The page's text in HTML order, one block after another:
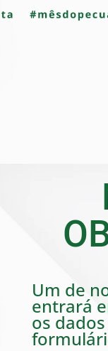
Um de
entrará
os